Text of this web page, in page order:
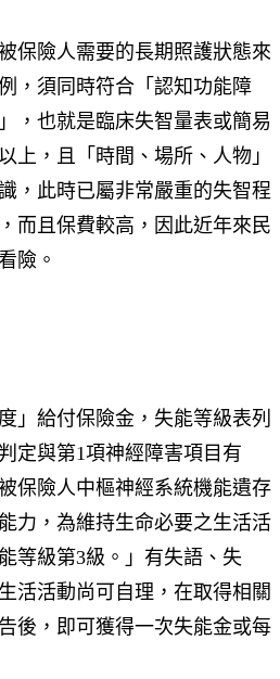
保險人需要的長期照護狀態來
，須同時符合「認知功能障
，也就是臨床失智量表或簡易
上，且「時間、場所、人物」
，此時已屬非常嚴重的失智程
而且保費較高，因此近年來民
險。
」給付保險金，失能等級表列
定與第1項神經障害項目有
保險人中樞神經系統機能遺存
力，為維持生命必要之生活活
等級第3級。」有失語、失
活活動尚可自理，在取得相關
後，即可獲得一次失能金或每